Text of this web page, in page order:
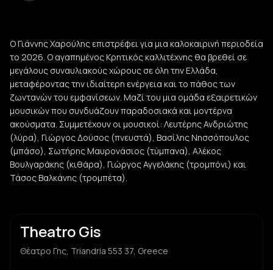
Ο Γιάννης Χαρούλης επιστρέφει για μια καλοκαιρινή περιοδεία
το 2026. Ο αγαπημένος Κρητικός καλλιτέχνης θα βρεθεί σε
μεγάλους συναυλιακούς χώρους σε όλη την Ελλάδα,
μεταφέροντας την ιδιαίτερη ενέργεια και το πάθος των
ζωντανών του εμφανίσεων. Μαζί του μια ομάδα εξαιρετικών
μουσικών που συνδυάζουν παραδοσιακά και μοντέρνα
ακούσματα. Συμμετέχουν οι μουσικοί: Λευτέρης Ανδριώτης
(λύρα), Γιώργος Δούσος (πνευστά), Βασίλης Νησσόπουλος
(μπάσο), Σωτήρης Μαυρονάσιος (τύμπανα), Αλέκος
Βουλγαράκης (κιθάρα), Γιώργος Αγγελάκης (τρομπόνι) και
Τάσος Βαλκάνης (τρομπέτα).
Theatro Gis
Θέατρο Γης, Triandria 553 37, Greece